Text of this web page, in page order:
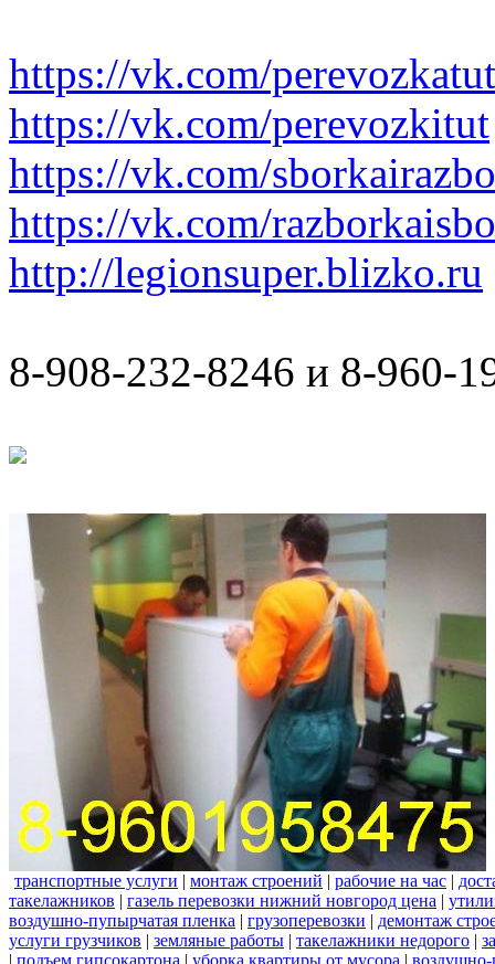
https://vk.com/perevozkatut
https://vk.com/perevozkitut
https://vk.com/
https://vk.com/
http://legionsuper.blizko.ru
8-908-232-8246 и 8-960-
транспортные услуги | монтаж строений | рабочие на час |
такелажников | газель перевозки нижний новгород цена |
воздушно-пупырчатая пленка | грузоперевозки | демонтаж
услуги грузчиков | земляные работы | такелажники недорого |